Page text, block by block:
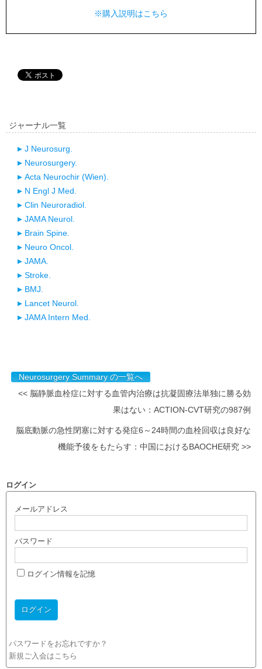
※購入説明はこちら
ジャーナル一覧
J Neurosurg.
Neurosurgery.
Acta Neurochir (Wien).
N Engl J Med.
Clin Neuroradiol.
JAMA Neurol.
Brain Spine.
Neuro Oncol.
JAMA.
Stroke.
BMJ.
Lancet Neurol.
JAMA Intern Med.
Neurosurgery Summary の一覧へ
<< 脳静脈血栓症に対する血管内治療は抗凝固療法単独に勝る効
果はない：ACTION-CVT研究の987例
脳底動脈の急性閉塞に対する発症6～24時間の血栓回収は良好な
機能予後をもたらす：中国におけるBAOCHE研究 >>
ログイン
メールアドレス
パスワード
ログイン情報を記憶
パスワードをお忘れですか？
新規ご入会はこちら